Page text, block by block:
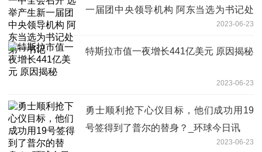
一届团中央领导机构 阿东当选为书记处
2023-06-23
特斯拉市值一夜增长441亿美元 原因揭秘
2023-06-23
勇士顺利抢下心仪目标，他们成功用19
号签得到了普尔的替身？_环球今日讯
2023-06-23